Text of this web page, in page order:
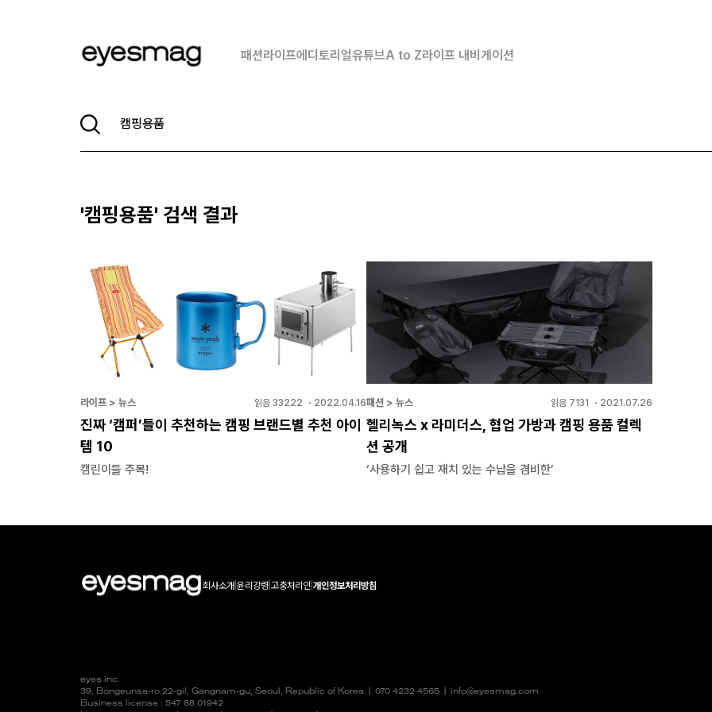
패션라이프에디토리얼유튜브A to Z라이프 내비게이션
'캠핑용품' 검색 결과
라이프 > 뉴스 읽음 33222 ・ 2022.04.16
진짜 ‘캠퍼’들이 추천하는 캠핑 브랜드별 추천 아이
템 10
캠린이들 주목!
패션 > 뉴스 읽음 7131 ・ 2021.07.26
헬리녹스 x 라미더스, 협업 가방과 캠핑 용품 컬렉
션 공개
‘사용하기 쉽고 재치 있는 수납을 겸비한’
회사소개|윤리강령 고충처리인 개인정보처리방침
eyes inc.
39, Bongeunsa-ro 22-gil, Gangnam-gu, Seoul, Republic of Korea | 070 4232 4565
info@eyesmag.com
Business license : 547 88 01942